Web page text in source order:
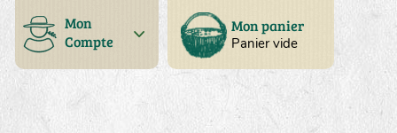
Mon panier
Panier vide
Mon
Compte